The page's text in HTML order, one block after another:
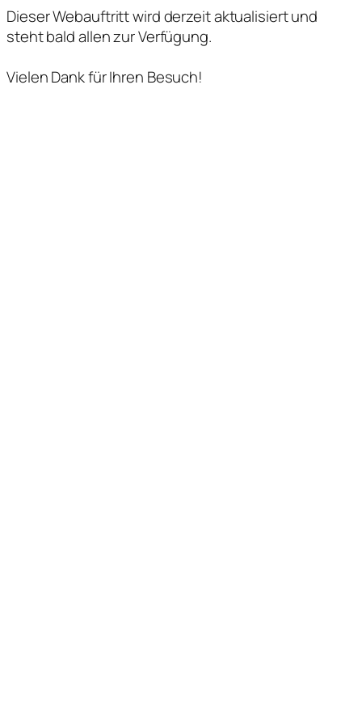
Dieser Webauftritt wird derzeit aktualisiert und
steht bald allen zur Verfügung.
Vielen Dank für Ihren Besuch!